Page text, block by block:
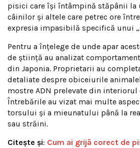
pisici care își întâmpină stăpânii la
câinilor și altele care petrec ore
expresia impasibilă specifică unui
Pentru a înțelege de unde apar
de știință au analizat
din Japonia. Proprietarii au
detaliate despre obiceiurile
mostre ADN prelevate din
Întrebările au vizat mai multe
torsului și a mieunatului până la
sau străini.
Citește și: Cum ai grijă corect de